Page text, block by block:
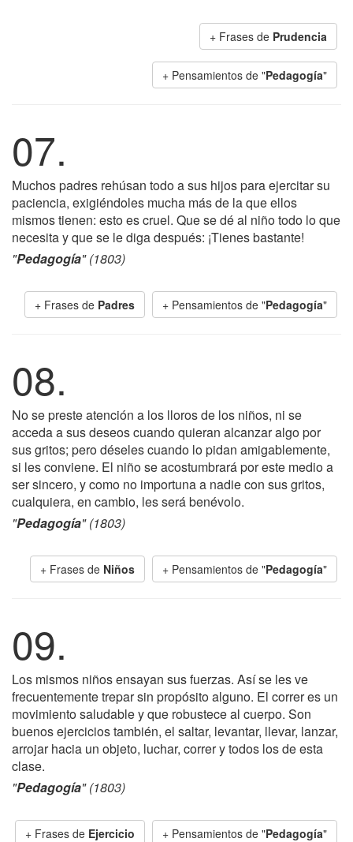
+ Frases de Prudencia
+ Pensamientos de "Pedagogía"
07.
Muchos padres rehúsan todo a sus hijos para ejercitar su
paciencia, exigiéndoles mucha más de la que ellos
mismos tienen: esto es cruel. Que se dé al niño todo lo que
necesita y que se le diga después: ¡Tienes bastante!
"Pedagogía" (1803)
+ Frases de Padres + Pensamientos de "Pedagogía"
08.
No se preste atención a los lloros de los niños, ni se
acceda a sus deseos cuando quieran alcanzar algo por
sus gritos; pero déseles cuando lo pidan amigablemente,
si les conviene. El niño se acostumbrará por este medio a
ser sincero, y como no importuna a nadie con sus gritos,
cualquiera, en cambio, les será benévolo.
"Pedagogía" (1803)
+ Frases de Niños + Pensamientos de "Pedagogía"
09.
Los mismos niños ensayan sus fuerzas. Así se les ve
frecuentemente trepar sin propósito alguno. El correr es un
movimiento saludable y que robustece al cuerpo. Son
buenos ejercicios también, el saltar, levantar, llevar, lanzar,
arrojar hacia un objeto, luchar, correr y todos los de esta
clase.
"Pedagogía" (1803)
+ Frases de Ejercicio + Pensamientos de "Pedagogía"